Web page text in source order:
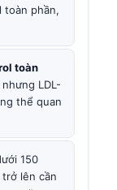
toàn phần,
toàn
LDL-
thể quan
150
lên cần